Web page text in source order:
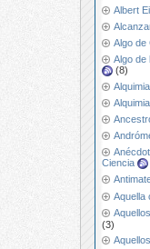
Albert
Algo de
Algo de
(8)
Alquimia
Ciencia
Aquella
(3)